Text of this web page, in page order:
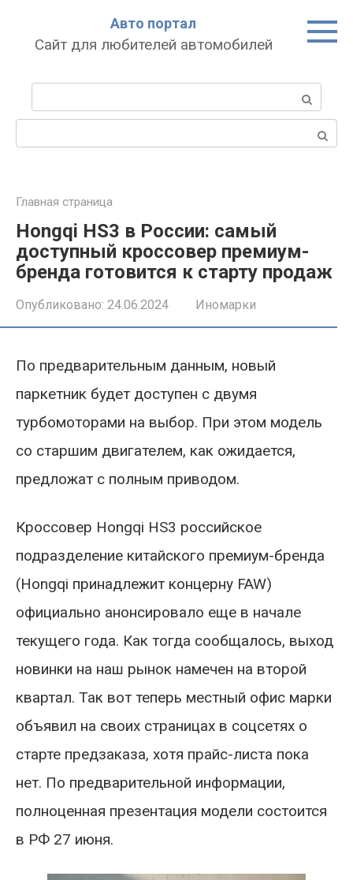
Авто портал
Сайт для любителей автомобилей
Главная страница
Hongqi HS3 в России: самый
доступный кроссовер премиум-
бренда готовится к старту продаж
Опубликовано: 24.06.2024 Иномарки
По предварительным данным, новый
паркетник будет доступен с двумя
турбомоторами на выбор. При этом модель
со старшим двигателем, как ожидается,
предложат с полным приводом.
Кроссовер Hongqi HS3 российское
подразделение китайского премиум-бренда
(Hongqi принадлежит концерну FAW)
официально анонсировало еще в начале
текущего года. Как тогда сообщалось, выход
новинки на наш рынок намечен на второй
квартал. Так вот теперь местный офис марки
объявил на своих страницах в соцсетях о
старте предзаказа, хотя прайс-листа пока
нет. По предварительной информации,
полноценная презентация модели состоится
в РФ 27 июня.